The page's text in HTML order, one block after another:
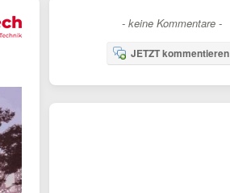
- keine Kommentare -
JETZT kommentieren